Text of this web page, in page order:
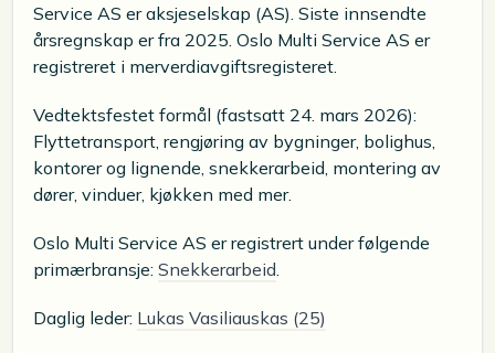
Service AS er aksjeselskap (AS). Siste innsendte
årsregnskap er fra 2025. Oslo Multi Service AS er
registreret i merverdiavgiftsregisteret.
Vedtektsfestet formål (fastsatt 24. mars 2026):
Flyttetransport, rengjøring av bygninger, bolighus,
kontorer og lignende, snekkerarbeid, montering av
dører, vinduer, kjøkken med mer.
Oslo Multi Service AS er registrert under følgende
primærbransje: Snekkerarbeid
Daglig leder: Lukas Vasiliauskas (25)